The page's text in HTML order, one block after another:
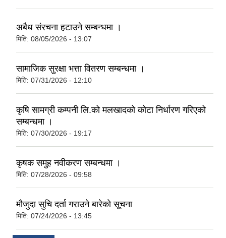
अबैध संरचना हटाउने सम्बन्धमा ।
मिति: 08/05/2026 - 13:07
सामाजिक सुरक्षा भत्ता वितरण सम्बन्धमा ।
मिति: 07/31/2026 - 12:10
कृषि सामग्री कम्पनी लि.को मलखादको कोटा निर्धारण गरिएको
सम्बन्धमा ।
मिति: 07/30/2026 - 19:17
कृषक समुह नवीकरण सम्बन्धमा ।
मिति: 07/28/2026 - 09:58
मौजुदा सुचि दर्ता गराउने बारेको सूचना
मिति: 07/24/2026 - 13:45